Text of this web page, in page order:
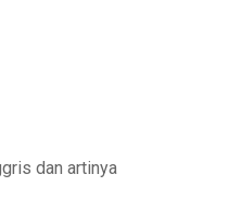
dan artinya